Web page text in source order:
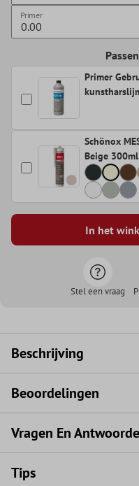
Primer
Primer
Schönox
Beige 300ml
In het
Stel een vraag
Beschrijving
Beoordelingen
Vragen En
Tips